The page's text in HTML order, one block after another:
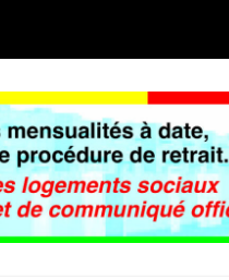
FORUM D’AFFAIRES MALI –